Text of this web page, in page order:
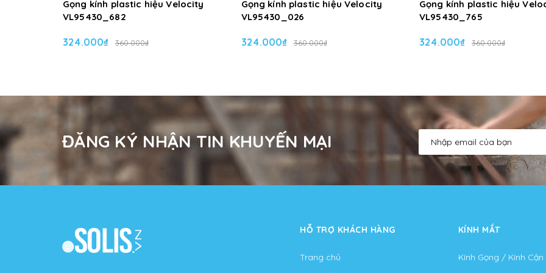
Gọng kính plastic hiệu Velocity
VL95430_682
324.000₫ 360.000₫
Gọng kính plastic hiệu Velocity
VL95430_026
324.000₫ 360.000₫
Gọng kính plastic hiệu
VL95430_765
324.000₫ 360.000₫
ĐĂNG KÝ NHẬN TIN KHUYẾN MẠI
HỖ TRỢ KHÁCH HÀNG
Trang chủ
KÍNH MẮT
Kính Gọng / Kính Cận